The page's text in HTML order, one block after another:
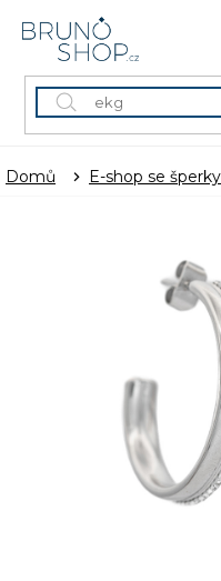
Domů E-shop se šperky